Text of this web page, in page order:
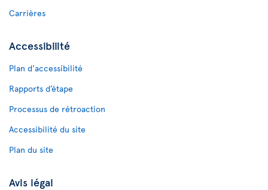
Carrières
Accessibilité
Plan d'accessibilité
Rapports d’étape
Processus de rétroaction
Accessibilité du site
Plan du site
Avis légal